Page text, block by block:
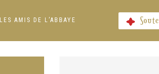
LES AMIS DE L’ABBAYE